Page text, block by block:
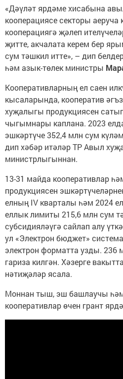
«Дәүләт ярдәме хисабына
кооперациясе секторы аеруча
кооперациягә җәлеп
җитте, акчалата керем бер
сум тәшкил итте», – дип
һәм азык-төлек министры
Кооперативларның ел саен
кысаларында, кооператив
хуҗалыгы продукциясен
чыгымнары каплана. 2023
эшкәртүче 352,4 млн сум
дип хәбәр итәләр ТР Авыл
министрлыгыннан.
13-31 майда кооперативлар
продукциясен
елның IV кварталы һәм 2024
еллык лимиты 215,6 млн сум
субсидияләүгә сайлап алу
ул «Электрон бюджет»
электрон форматта узды. 236
гариза килгән. Хәзерге
нәтиҗәләр ясала.
Моннан тыш, эш башлаучы
кооперативлар өчен грант